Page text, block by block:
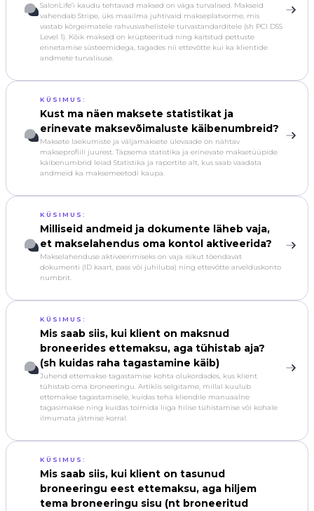
SalonLife’i kaudu tehtavad maksed on väga turvalised. Makseid
vahendab Stripe, üks maailma juhtivaid makseplatvorme, mis
vastab kõrgeimatele rahvusvahelistele turvastandarditele (sh PCI DSS
Level 1). Kõik maksed on krüpteeritud ning kaitstud pettuste
ennetamise süsteemidega, tagades nii ettevõtte kui ka klientide
andmete turvalisuse.
KÜSIMUS:
Kust ma näen maksete statistikat ja
erinevate maksevõimaluste käibenumbreid?
Maksete laekumiste ja väljamaksete ülevaade on nähtav
makseprofiili juurest. Täpsema statistika ja erinevate maksetüüpide
käibenumbrid leiad Statistika ja raportite alt, kus saab vaadata
andmeid ka maksemeetodi kaupa.
KÜSIMUS:
Milliseid andmeid ja dokumente läheb vaja,
et makselahendus oma kontol aktiveerida?
Makselahenduse aktiveerimiseks on vaja isikut tõendavat
dokumenti (ID kaart, pass või juhiluba) ning ettevõtte arvelduskonto
numbrit.
KÜSIMUS:
Mis saab siis, kui klient on maksnud
broneerides ettemaksu, aga tühistab aja?
(sh kuidas raha tagastamine käib)
Juhend ettemakse tagastamise kohta olukordades, kus klient
tühistab oma broneeringu. Artiklis selgitame, millal kuulub
ettemakse tagastamisele, kuidas teha kliendile manuaalne
tagasimakse ning kuidas toimida liiga hilise tühistamise või kohale
ilmumata jätmise korral.
KÜSIMUS:
Mis saab siis, kui klient on tasunud
broneeringu eest ettemaksu, aga hiljem
tema broneeringu sisu (nt broneeritud